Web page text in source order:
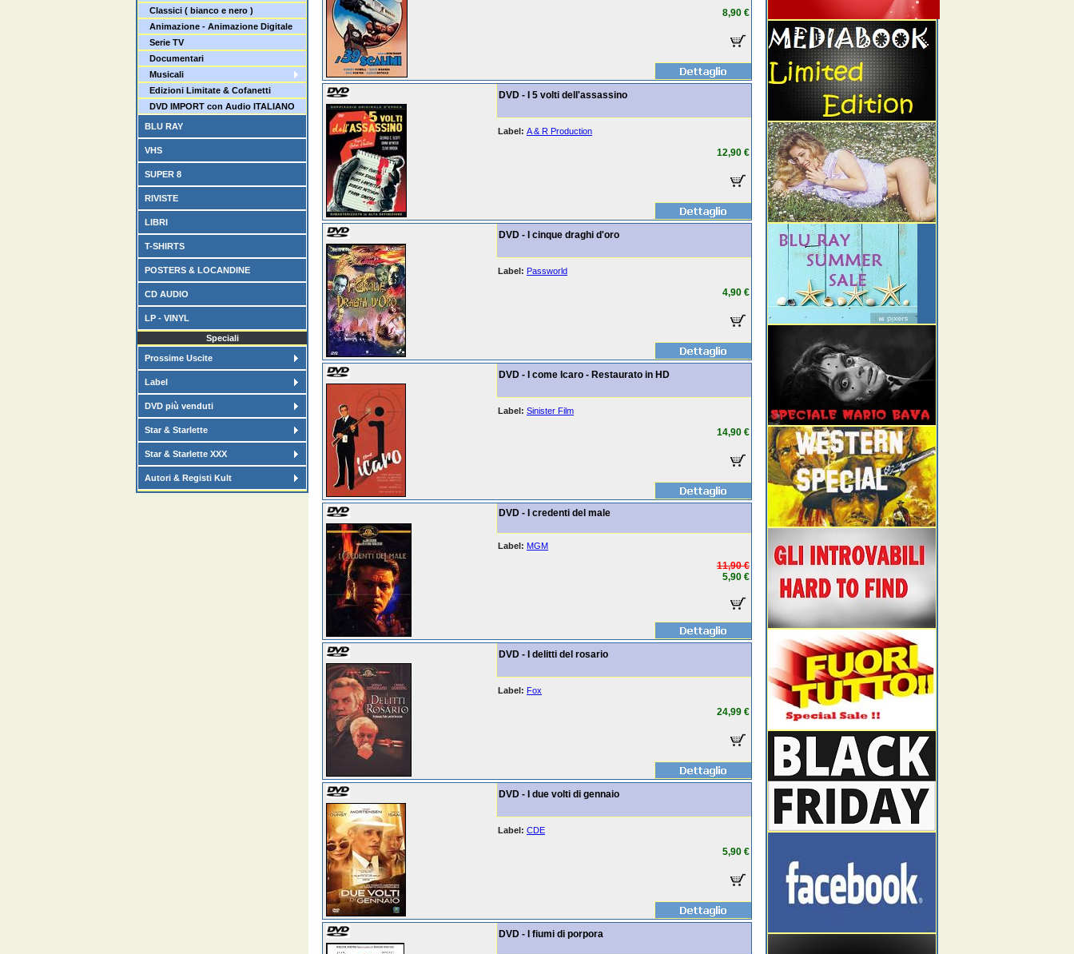
Classici ( bianco e nero )
Animazione - Animazione Digitale
Serie TV
Documentari
Musicali
Edizioni Limitate & Cofanetti
DVD IMPORT con Audio ITALIANO
BLU RAY
VHS
SUPER 8
RIVISTE
LIBRI
T-SHIRTS
POSTERS & LOCANDINE
CD AUDIO
LP - VINYL
Speciali
Prossime Uscite
Label
DVD più venduti
Star & Starlette
Star & Starlette XXX
Autori & Registi Kult
8,90 €
DVD - I 5 volti dell'assassino
Label: A & R Production
12,90 €
DVD - I cinque draghi d'oro
Label: Passworld
4,90 €
DVD - I come Icaro - Restaurato in HD
Label: Sinister Film
14,90 €
DVD - I credenti del male
Label: MGM
11,90 €
5,90 €
DVD - I delitti del rosario
Label: Fox
24,99 €
DVD - I due volti di gennaio
Label: CDE
5,90 €
DVD - I fiumi di porpora